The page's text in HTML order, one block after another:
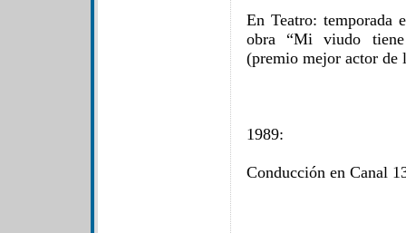
En Teatro: temporada
obra “Mi viudo
(premio mejor actor de
1989:
Conducción en Canal